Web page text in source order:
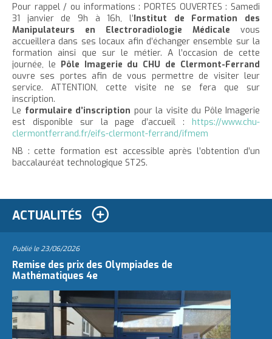
Pour rappel / ou informations : PORTES OUVERTES : Samedi
31 janvier de 9h à 16h, l’Institut de Formation des
Manipulateurs en Electroradiologie Médicale vous
accueillera dans ses locaux afin d’échanger ensemble sur la
formation ainsi que sur le métier. A l’occasion de cette
journée, le Pôle Imagerie du CHU de Clermont-Ferrand
ouvre ses portes afin de vous permettre de visiter leur
service. ATTENTION, cette visite ne se fera que sur
inscription.
Le formulaire d’inscription pour la visite du Pôle Imagerie
est disponible sur la page d’accueil : https://www.chu-
clermontferrand.fr/eifs-clermont-ferrand/ifmem
NB : cette formation est accessible après l’obtention d’un
baccalauréat technologique ST2S.
ACTUALITÉS
Publié le23/06/2026
Remise des prix des Olympiades de
Mathématiques 4e